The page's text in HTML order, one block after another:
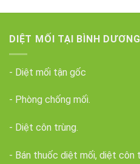
DIỆT MỐI TẠI BÌNH DƯƠNG
- Diệt mối tận gốc
- Phòng chống mối.
- Diệt côn trùng.
- Bán thuốc diệt mối, diệt côn